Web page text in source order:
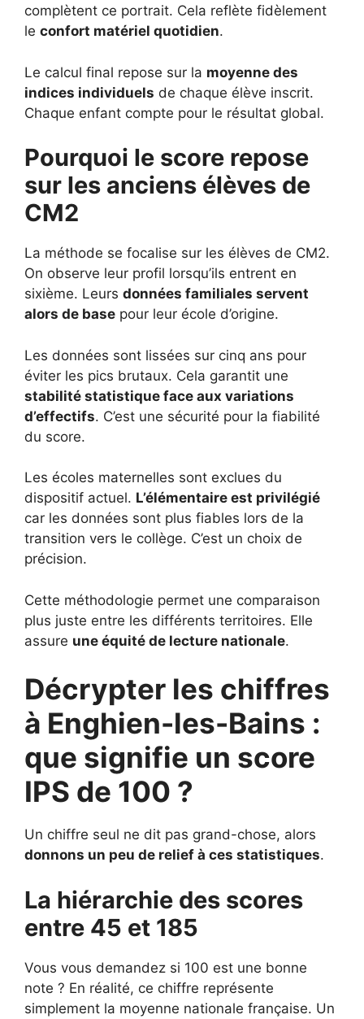
complètent ce portrait. Cela reflète fidèlement
le confort matériel quotidien.
Le calcul final repose sur la moyenne des
indices individuels de chaque élève inscrit.
Chaque enfant compte pour le résultat global.
Pourquoi le score repose
sur les anciens élèves de
CM2
La méthode se focalise sur les élèves de CM2.
On observe leur profil lorsqu’ils entrent en
sixième. Leurs données familiales servent
alors de base pour leur école d’origine.
Les données sont lissées sur cinq ans pour
éviter les pics brutaux. Cela garantit une
stabilité statistique face aux variations
d’effectifs. C’est une sécurité pour la fiabilité
du score.
Les écoles maternelles sont exclues du
dispositif actuel. L’élémentaire est privilégié
car les données sont plus fiables lors de la
transition vers le collège. C’est un choix de
précision.
Cette méthodologie permet une comparaison
plus juste entre les différents territoires. Elle
assure une équité de lecture nationale.
Décrypter les chiffres
à Enghien-les-Bains :
que signifie un score
IPS de 100 ?
Un chiffre seul ne dit pas grand-chose, alors
donnons un peu de relief à ces statistiques.
La hiérarchie des scores
entre 45 et 185
Vous vous demandez si 100 est une bonne
note ? En réalité, ce chiffre représente
simplement la moyenne nationale française. Un